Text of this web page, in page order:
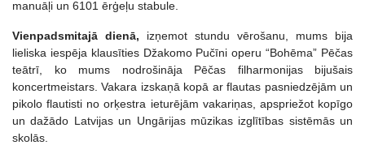
manuāļi un 6101 ērģeļu stabule.
Vienpadsmitajā dienā, izņemot stundu vērošanu, mums bija
lieliska iespēja klausīties Džakomo Pučīni operu “Bohēma” Pēčas
teātrī, ko mums nodrošināja Pēčas filharmonijas bijušais
koncertmeistars. Vakara izskaņā kopā ar flautas pasniedzējām un
pikolo flautisti no orķestra ieturējām vakariņas, apspriežot kopīgo
un dažādo Latvijas un Ungārijas mūzikas izglītības sistēmās un
skolās.